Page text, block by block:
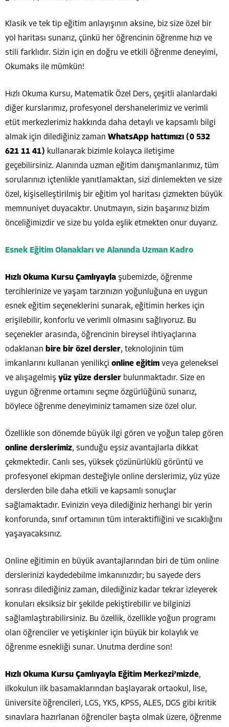
Klasik ve tek tip eğitim anlayışının aksine, biz size özel bir
yol haritası sunarız, çünkü her öğrencinin öğrenme hızı ve
stili farklıdır. Sizin için en doğru ve etkili öğrenme deneyimi,
Okumaks ile mümkün!
Hızlı Okuma Kursu, Matematik Özel Ders, çeşitli alanlardaki
diğer kurslarımız, profesyonel dershanelerimiz ve verimli
etüt merkezlerimiz hakkında daha detaylı ve kapsamlı bilgi
almak için dilediğiniz zaman WhatsApp hattımızı (0 532
621 11 41) kullanarak bizimle kolayca iletişime
geçebilirsiniz. Alanında uzman eğitim danışmanlarımız, tüm
sorularınızı içtenlikle yanıtlamaktan, sizi dinlemekten ve size
özel, kişiselleştirilmiş bir eğitim yol haritası çizmekten büyük
memnuniyet duyacaktır. Unutmayın, sizin başarınız bizim
önceliğimizdir ve size bu yolda eşlik etmekten onur duyarız.
Esnek Eğitim Olanakları ve Alanında Uzman Kadro
Hızlı Okuma Kursu Çamlıyayla şubemizde, öğrenme
tercihlerinize ve yaşam tarzınızın yoğunluğuna en uygun
esnek eğitim seçeneklerini sunarak, eğitimin herkes için
erişilebilir, konforlu ve verimli olmasını sağlıyoruz. Bu
seçenekler arasında, öğrencinin bireysel ihtiyaçlarına
odaklanan bire bir özel dersler, teknolojinin tüm
imkanlarını kullanan yenilikçi online eğitim veya geleneksel
ve alışagelmiş yüz yüze dersler bulunmaktadır. Size en
uygun öğrenme ortamını seçme özgürlüğünü sunarız,
böylece öğrenme deneyiminiz tamamen size özel olur.
Özellikle son dönemde büyük ilgi gören ve yoğun talep gören
online derslerimiz, sunduğu eşsiz avantajlarla dikkat
çekmektedir. Canlı ses, yüksek çözünürlüklü görüntü ve
profesyonel ekipman desteğiyle online derslerimiz, yüz yüze
derslerden bile daha etkili ve kapsamlı sonuçlar
sağlamaktadır. Evinizin veya dilediğiniz herhangi bir yerin
konforunda, sınıf ortamının tüm interaktifliğini ve sıcaklığını
yaşayacaksınız.
Online eğitimin en büyük avantajlarından biri de tüm online
derslerinizi kaydedebilme imkanınızdır; bu sayede ders
sonrası dilediğiniz zaman, dilediğiniz kadar tekrar izleyerek
konuları eksiksiz bir şekilde pekiştirebilir ve bilginizi
sağlamlaştırabilirsiniz. Bu özellik, özellikle yoğun programı
olan öğrenciler ve yetişkinler için büyük bir kolaylık ve
öğrenme esnekliği sunar. Unutma derdine son!
Hızlı Okuma Kursu Çamlıyayla Eğitim Merkezi’mizde,
ilkokulun ilk basamaklarından başlayarak ortaokul, lise,
üniversite öğrencileri, LGS, YKS, KPSS, ALES, DGS gibi kritik
sınavlara hazırlanan öğrenciler başta olmak üzere, öğrenme